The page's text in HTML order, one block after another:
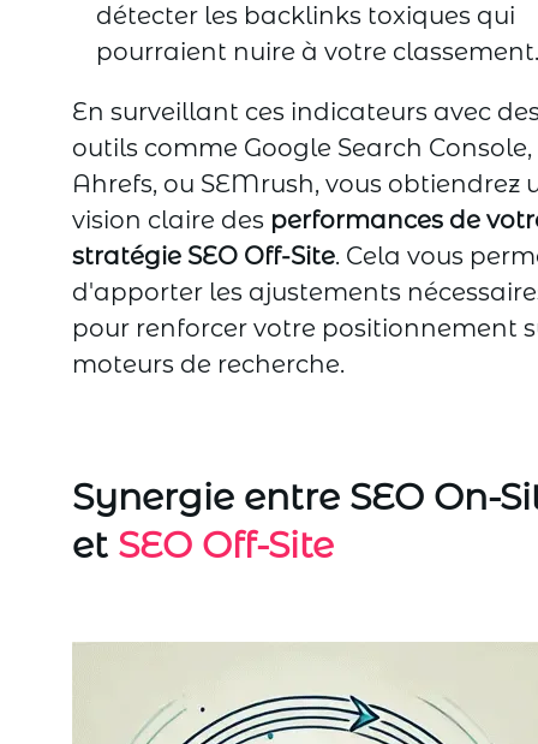
détecter les backlinks toxiques qui
pourraient nuire à votre classement.
En surveillant ces indicateurs avec
outils comme Google Search Console,
Ahrefs, ou SEMrush, vous obtiendrez
vision claire des performances de
stratégie SEO Off-Site. Cela vous
d'apporter les ajustements
pour renforcer votre positionnement
moteurs de recherche.
Synergie entre SEO On-
et SEO Off-Site